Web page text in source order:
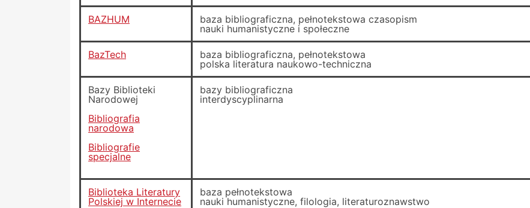
BAZHUM
baza bibliograficzna, pełnotekstowa czasopism
nauki humanistyczne i społeczne
BazTech
baza bibliograficzna, pełnotekstowa
polska literatura naukowo-techniczna
Bazy Biblioteki
Narodowej
Bibliografia
narodowa
Bibliografie
specjalne
bazy bibliograficzna
interdyscyplinarna
Biblioteka Literatury
Polskiej w Internecie
baza pełnotekstowa
nauki humanistyczne, filologia, literaturoznawstwo